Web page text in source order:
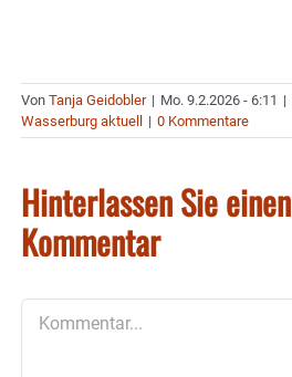
Von Tanja Geidobler | Mo. 9.2.2026 - 6:11 |
Wasserburg aktuell
| 0 Kommentare
Hinterlassen Sie einen
Kommentar